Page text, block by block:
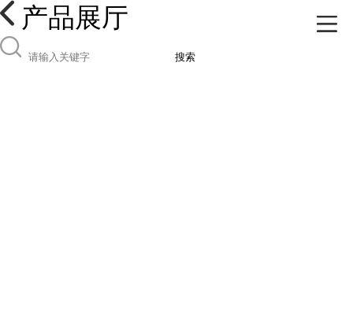
产品展厅
搜索